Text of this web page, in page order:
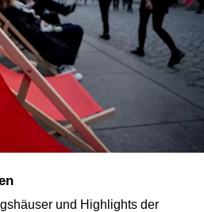
und Highlights der